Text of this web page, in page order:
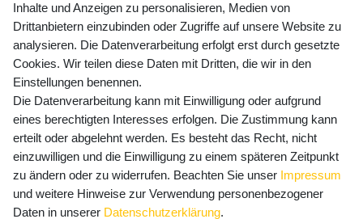
Preisangaben inkl. gesetzl. MwSt. und zzgl. Service- und
Versandkosten
Newsletter Anmeldung - Keine Angebote
mehr verpassen!
E-MAIL **
Newsletter
Honig
Hiermit bestätige ich, dass ich dieDaten­schutz­erklärung
Inhalte und Anzeigen zu personalisieren, Medien von
Drittanbietern einzubinden oder Zugriffe auf unsere Website zu
analysieren. Die Datenverarbeitung erfolgt erst durch gesetzte
Cookies. Wir teilen diese Daten mit Dritten, die wir in den
Einstellungen benennen.
Die Datenverarbeitung kann mit Einwilligung oder aufgrund
eines berechtigten Interesses erfolgen. Die Zustimmung kann
erteilt oder abgelehnt werden. Es besteht das Recht, nicht
einzuwilligen und die Einwilligung zu einem späteren Zeitpunkt
zu ändern oder zu widerrufen. Beachten Sie unser Impressum
und weitere Hinweise zur Verwendung personenbezogener
Daten in unserer Daten­schutz­erklärung.